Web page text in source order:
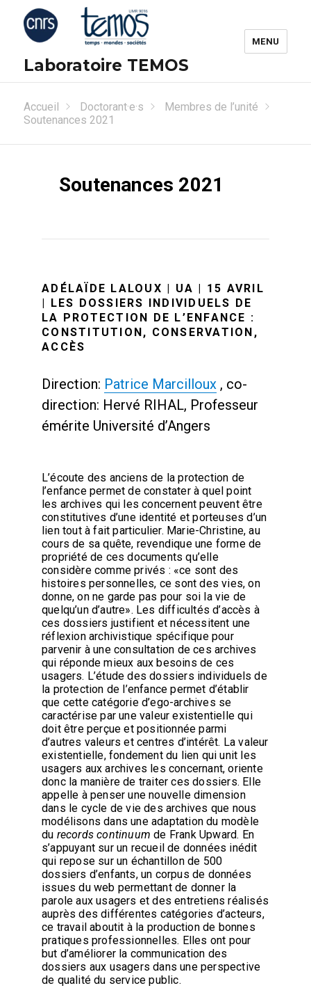
Laboratoire TEMOS
MENU
Accueil Doctorant·e·s
Membres de l’unité
Soutenances 2021
Soutenances 2021
ADÉLAÏDE LALOUX | UA | 15 AVRIL
| LES DOSSIERS INDIVIDUELS DE
LA PROTECTION DE L’ENFANCE :
CONSTITUTION, CONSERVATION,
ACCÈS
Direction: Patrice Marcilloux , co-
direction: Hervé RIHAL, Professeur
émérite Université d’Angers
L’écoute des anciens de la protection de
l’enfance permet de constater à quel point
les archives qui les concernent peuvent être
constitutives d’une identité et porteuses d’un
lien tout à fait particulier. Marie-Christine, au
cours de sa quête, revendique une forme de
propriété de ces documents qu’elle
considère comme privés : «ce sont des
histoires personnelles, ce sont des vies, on
donne, on ne garde pas pour soi la vie de
quelqu’un d’autre». Les difficultés d’accès à
ces dossiers justifient et nécessitent une
réflexion archivistique spécifique pour
parvenir à une consultation de ces archives
qui réponde mieux aux besoins de ces
usagers. L’étude des dossiers individuels de
la protection de l’enfance permet d’établir
que cette catégorie d’ego-archives se
caractérise par une valeur existentielle qui
doit être perçue et positionnée parmi
d’autres valeurs et centres d’intérêt. La valeur
existentielle, fondement du lien qui unit les
usagers aux archives les concernant, oriente
donc la manière de traiter ces dossiers. Elle
appelle à penser une nouvelle dimension
dans le cycle de vie des archives que nous
modélisons dans une adaptation du modèle
du records continuum de Frank Upward. En
s’appuyant sur un recueil de données inédit
qui repose sur un échantillon de 500
dossiers d’enfants, un corpus de données
issues du web permettant de donner la
parole aux usagers et des entretiens réalisés
auprès des différentes catégories d’acteurs,
ce travail aboutit à la production de bonnes
pratiques professionnelles. Elles ont pour
but d’améliorer la communication des
dossiers aux usagers dans une perspective
de qualité du service public.